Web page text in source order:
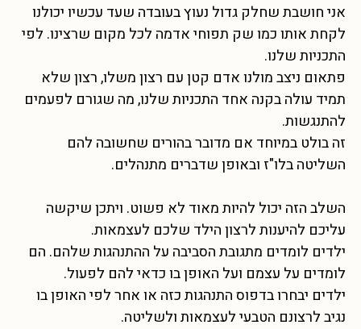
אני חושבת שחלק גדול נעוץ בעובדה שעד עכשיו יכולנו
לקחת אותו כמו שק תפוחי אדמה לכל מקום שרצינו. לפי
התכניות שלנו.
פתאום ניצב מולנו אדם קטן עם רצון משלו, רצון שלא
תמיד עולה בקנה אחד התכניות שלנו, מה שגורם לפעמים
להתנגשות.
זה בולט במיוחד אם מדובר בהורים שחשובה להם
השליטה בלו"ז ובאופן שדברים מתנהלים.
השלב הזה יכול להיות מאוד לא פשוט. ויתכן שיקשה
עליכם להיענות לרצון הילד שלכם לעצמאות.
ילדים לומדים מתגובת הסביבה על ההתנהגות שלהם. הם
לומדים על עצמם ועל האופן בו כדאי להם לפעול.
ילדים יבחרו בדפוס התנהגות כזה או אחר לפי האופן בו
נגיב לרצונם הטבעי לעצמאות ולשליטה.